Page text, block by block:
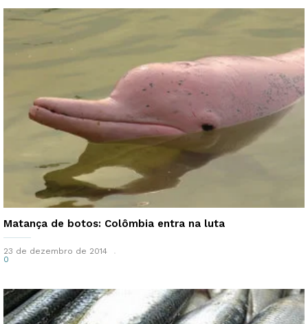
Matança de botos: Colômbia entra na luta
23 de dezembro de 2014
0